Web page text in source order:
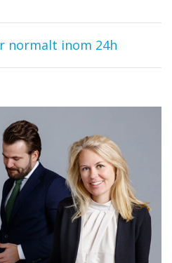
normalt inom 24h